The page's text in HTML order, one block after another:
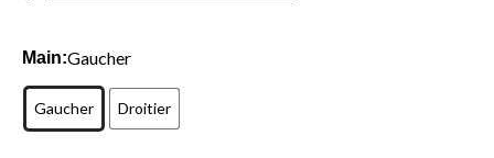
Main:Gaucher
Gaucher Droitier